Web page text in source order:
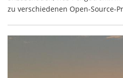
zu verschiedenen Open-Source-